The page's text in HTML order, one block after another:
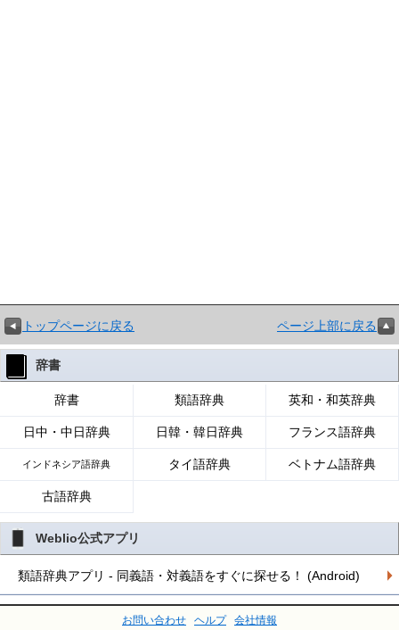
トップページに戻る ページ上部に戻る
辞書
辞書 類語辞典 英和・和英辞典
日中・中日辞典 日韓・韓日辞典 フランス語辞典
インドネシア語辞典 タイ語辞典 ベトナム語辞典
古語辞典
Weblio公式アプリ
類語辞典アプリ - 同義語・対義語をすぐに探せる！ (Android)
お問い合わせ ヘルプ 会社情報